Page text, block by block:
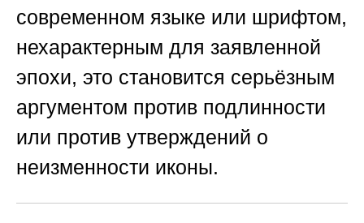
современном языке или шрифтом,
нехарактерным для заявленной
эпохи, это становится серьёзным
аргументом против подлинности
или против утверждений о
неизменности иконы.